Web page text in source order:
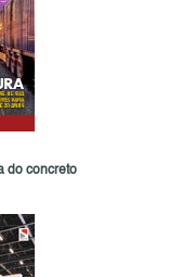
do concreto